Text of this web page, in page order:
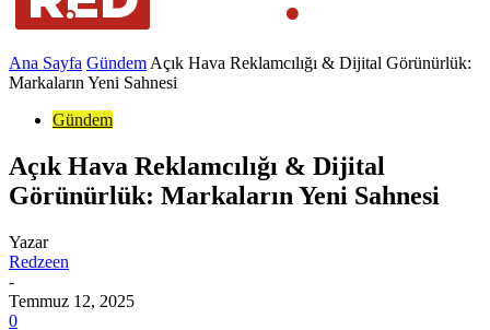
Ana Sayfa Gündem Açık Hava Reklamcılığı & Dijital Görünürlük:
Markaların Yeni Sahnesi
Gündem
Açık Hava Reklamcılığı & Dijital
Görünürlük: Markaların Yeni Sahnesi
Yazar
Redzeen
-
Temmuz 12, 2025
0